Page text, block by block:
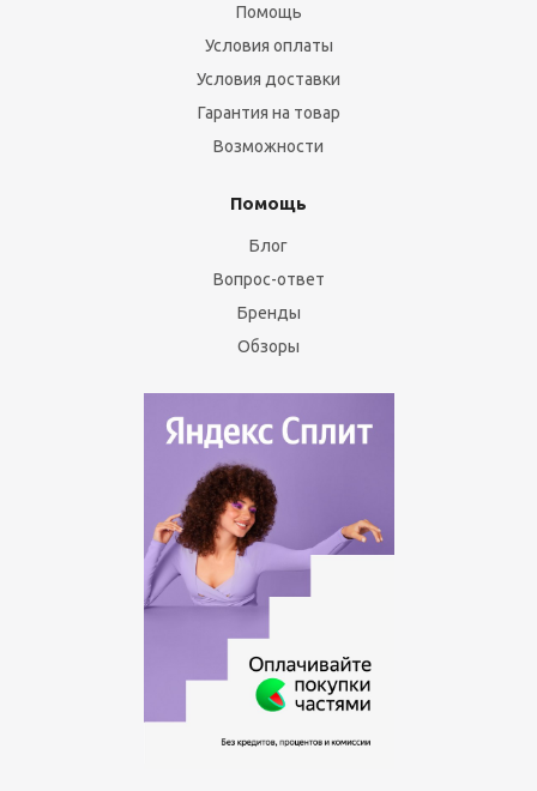
Помощь
Условия оплаты
Условия доставки
Гарантия на товар
Возможности
Помощь
Блог
Вопрос-ответ
Бренды
Обзоры